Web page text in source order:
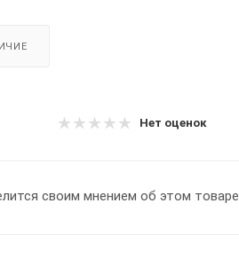
Нет оценок
своим мнением об этом товаре